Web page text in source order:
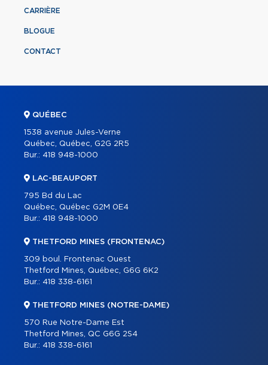
CARRIÈRE
BLOGUE
CONTACT
QUÉBEC
1538 avenue Jules-Verne
Québec, Québec, G2G 2R5
Bur.: 418 948-1000
LAC-BEAUPORT
795 Bd du Lac
Québec, Québec G2M 0E4
Bur.: 418 948-1000
THETFORD MINES (FRONTENAC)
309 boul. Frontenac Ouest
Thetford Mines, Québec, G6G 6K2
Bur.: 418 338-6161
THETFORD MINES (NOTRE-DAME)
570 Rue Notre-Dame Est
Thetford Mines, QC G6G 2S4
Bur.: 418 338-6161